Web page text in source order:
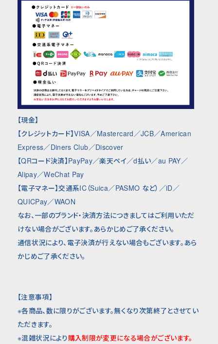
【現金】
【クレジットカード】VISA／Mastercard ／JCB／American
Express／Diners Club／Discover
【QRコード決済】PayPay／楽天ペイ／d払い／au PAY／
Alipay／WeChat Pay
【電子マネー】交通系IC（Suica／PASMO など）／iD／
QUICPay／WAON
なお、一部のブランド・決済方法につきましてはご利用いただ
けない場合がございます。あらかじめご了承ください。
通信状況により、電子決済が行えない場合もございます。あら
かじめご了承ください。
【注意事項】
※各商品、数に限りがございます。無くなり次第終了とさせてい
ただきます。
※混雑状況により購入制限が変更になる場合がございます。